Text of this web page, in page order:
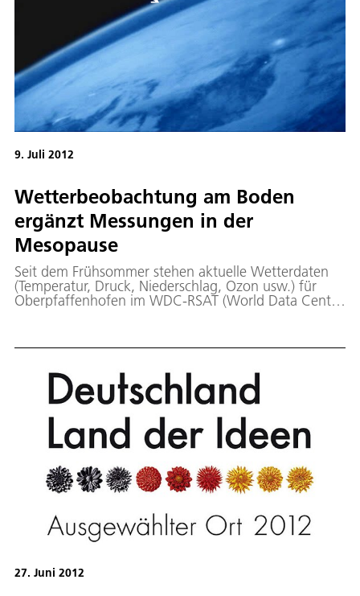
9. Juli 2012
Wetterbeobachtung am Boden
ergänzt Messungen in der
Mesopause
Seit dem Frühsommer stehen aktuelle Wetterdaten
(Temperatur, Druck, Niederschlag, Ozon usw.) für
Oberpfaffenhofen im WDC-RSAT (World Data Center
alle fünf Minuten aktualisiert und sind entsprechend
Oberpfaffenhofen“ zu finden.
27. Juni 2012